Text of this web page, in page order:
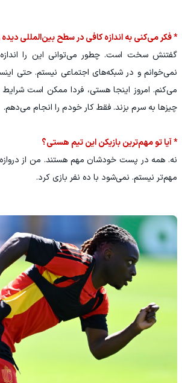
* فکر می‌کنی به اندازه کافی در سطح بین‌المللی
گفتنش سخت است. چطور می‌توانی این را اندازه
نمی‌خوانم و در شبکه‌های اجتماعی نیستم. حتی
می‌کنم. امروز اینجا هستی، فردا ممکن است
چیزها به سرم بزند. فقط کار خودم را انجام می‌دهم.
* آیا تو مهم‌ترین بازیکن این تیم هستی؟
نه. همه در پست خودشان مهم هستند. من از
مهم‌تر نیستم. نمی‌شود با ده نفر بازی کرد.